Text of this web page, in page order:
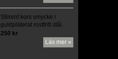
Stilrent kors smycke i
guldpläterat rostfritt stål.
250 kr
Läs mer »